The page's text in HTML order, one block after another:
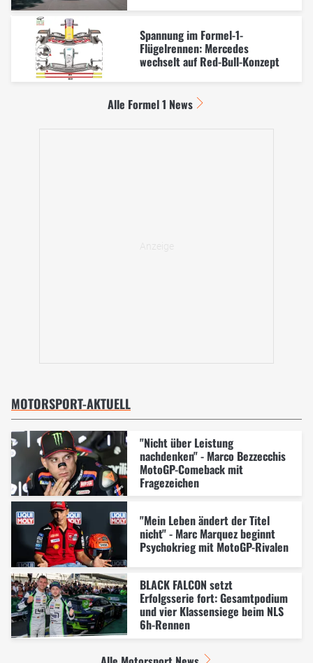
Spannung im Formel-1-
Flügelrennen: Mercedes
wechselt auf Red-Bull-Konzept
Alle Formel 1 News
MOTORSPORT-AKTUELL
"Nicht über Leistung
nachdenken" - Marco Bezzecchis
MotoGP-Comeback mit
Fragezeichen
"Mein Leben ändert der Titel
nicht" - Marc Marquez beginnt
Psychokrieg mit MotoGP-Rivalen
BLACK FALCON setzt
Erfolgsserie fort: Gesamtpodium
und vier Klassensiege beim NLS
6h-Rennen